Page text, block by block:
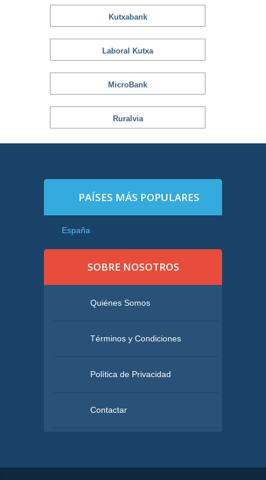
Kutxabank
Laboral Kutxa
MicroBank
Ruralvia
PAÍSES MÁS POPULARES
España
SOBRE NOSOTROS
Quiénes Somos
Términos y Condiciones
Política de Privacidad
Contactar